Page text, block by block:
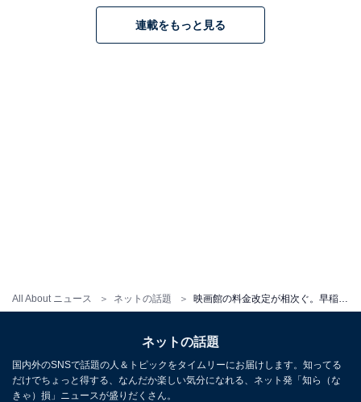
All About ニュース ネットの話題
連載をもっと見る
ネットの話題
国内外のSNSで話題の人＆トピックをタイムリーにお届けします。知ってる
だけでちょっと得する、なんだか楽しい気分になれる、ネット発「知ら（な
きゃ）損」ニュースが盛りだくさん。